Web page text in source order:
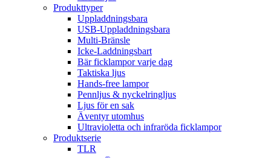
Produkttyper
Uppladdningsbara
USB-Uppladdningsbara
Multi-Bränsle
Icke-Laddningsbart
Bär ficklampor varje dag
Taktiska ljus
Hands-free lampor
Pennljus & nyckelringljus
Ljus för en sak
Äventyr utomhus
Ultravioletta och infraröda ficklampor
Produktserie
TLR